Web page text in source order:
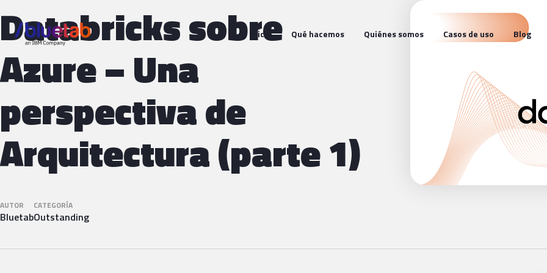
Inicio Qué hacemos Quiénes somos Casos de uso Blog
Databricks sobre
Azure – Una
perspectiva de
Arquitectura (parte 1)
AUTOR
Bluetab
CATEGORÍA
Outstanding